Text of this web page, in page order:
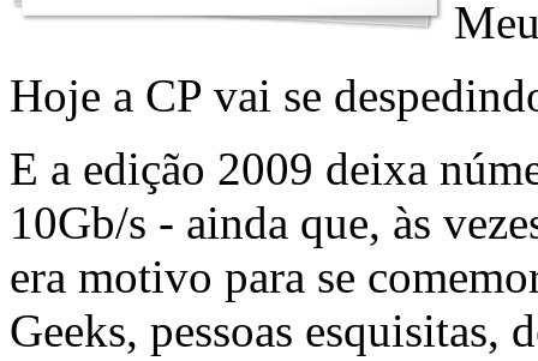
Hoje a CP vai se
E a edição 2009 deixa
10Gb/s - ainda que, às
era motivo para se
Geeks, pessoas esquisitas,